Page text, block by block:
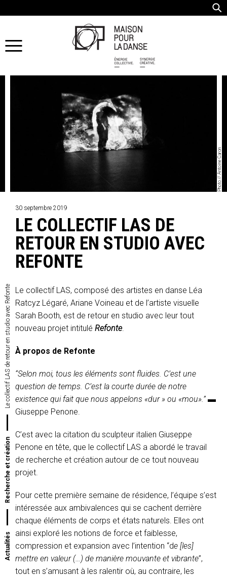
Photo // Antoine Caron
30 septembre 2019
LE COLLECTIF LAS DE
RETOUR EN STUDIO AVEC
REFONTE
Actualités
Recherche et création
Le collectif LAS de retour en studio avec Refonte
Le collectif LAS, composé des artistes en danse Léa
Ratcyz Légaré, Ariane Voineau et de l’artiste visuelle
Sarah Booth, est de retour en studio avec leur tout
nouveau projet intitulé Refonte.
À propos de Refonte
“Selon moi, tous les éléments sont fluides. C’est une
question de temps. C’est la courte durée de notre
existence qui fait que nous appelons «dur » ou «mou».”▬
Giuseppe Penone.
C’est avec la citation du sculpteur italien Giuseppe
Penone en tête, que le collectif LAS a abordé le travail
de recherche et création autour de ce tout nouveau
projet.
Pour cette première semaine de résidence, l’équipe s’est
intéressée aux ambivalences qui se cachent derrière
chaque éléments de corps et états naturels. Elles ont
ainsi exploré les notions de force et faiblesse,
compression et expansion avec l’intention “de [les]
mettre en valeur (…) de manière mouvante et vibrante”,
tout en s’amusant à les ralentir où, au contraire, les